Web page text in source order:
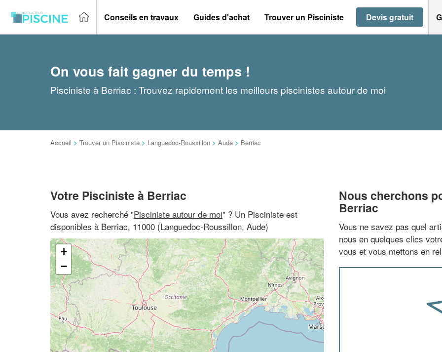
Conseils en travaux Guides d'achat Trouver un Pisciniste Devis gratuit
On vous fait gagner du temps !
Pisciniste à Berriac : Trouvez rapidement les meilleurs piscinistes autour de moi
Accueil > Trouver un Pisciniste > Languedoc-Roussillon > Aude > Berriac
Votre Pisciniste à Berriac
Vous avez recherché "Pisciniste autour de moi" ? Un Pisciniste est
disponibles à Berriac, 11000 (Languedoc-Roussillon, Aude)
+
−
Nous cherchons
Berriac
Vous ne savez pas quel
nous en quelques clics
vous et vous mettons en